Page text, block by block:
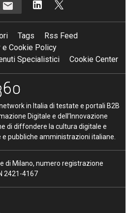
Tags
Rss Feed
e Cookie Policy
Specialistici
Cookie Center
in Italia di testate e portali B2B
Digitale e dell’Innovazione
di diffondere la cultura digitale e
pubbliche amministrazioni italiane.
di Milano, numero registrazione
2421-4167